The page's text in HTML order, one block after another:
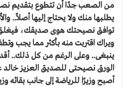
من الصعب جدًا أن تتطوع بتقديم
يطلبها منك ولا يحتاج إليها أصلاً..
توافق نصيحتك هوى صديقك،
ويراك اقتربت منه بأكثر مما يجب
ينبغى.. وعلى الرغم من كل ذلك..
الورق نصيحتى للصديق العزيز خالد
أصبح وزيرًا للرياضة إلى جانب بقائه